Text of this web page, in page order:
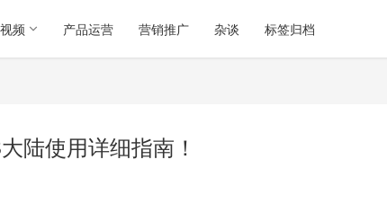
频 产品运营 营销推广 杂谈 标签归档
陆使用详细指南！